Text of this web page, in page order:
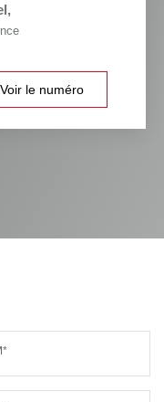
,
Voir le numéro